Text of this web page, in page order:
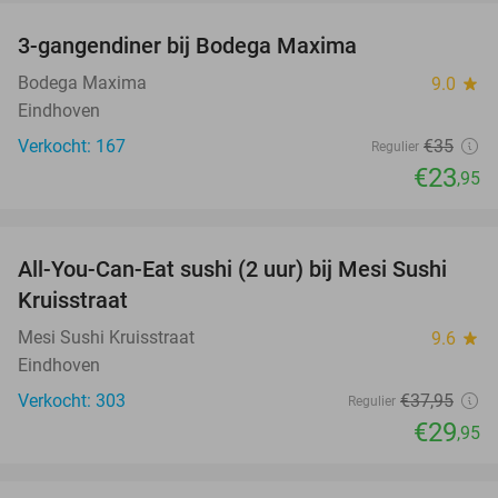
3-gangendiner bij Bodega Maxima
Bodega Maxima 9.0 star
Eindhoven
Verkocht: 167
Regulier €35
€23,95
21%
All-You-Can-Eat sushi (2 uur) bij Mesi Sushi
Kruisstraat
Mesi Sushi Kruisstraat 9.6 star
Eindhoven
Verkocht: 303
Regulier €37,95
€29,95